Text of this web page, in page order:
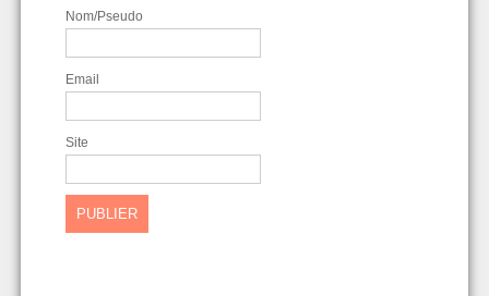
Nom/Pseudo
Email
Site